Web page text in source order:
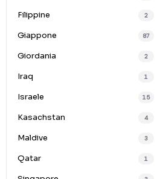
Filippine 2
Giappone 87
Giordania 2
Iraq 1
Israele 15
Kasachstan 4
Maldive 3
Qatar 1